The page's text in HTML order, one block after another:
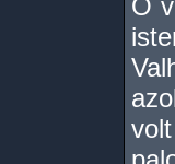
Ő